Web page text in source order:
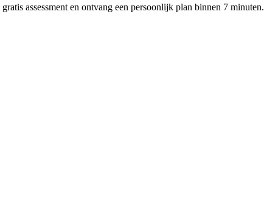
assessment en ontvang een persoonlijk plan binnen 7 minuten.